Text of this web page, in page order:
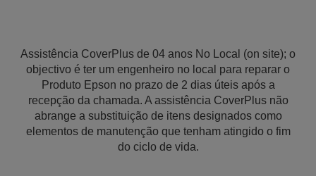
Assistência CoverPlus de 04 anos No Local (on site); o
objectivo é ter um engenheiro no local para reparar o
Produto Epson no prazo de 2 dias úteis após a
recepção da chamada. A assistência CoverPlus não
abrange a substituição de itens designados como
elementos de manutenção que tenham atingido o fim
do ciclo de vida.